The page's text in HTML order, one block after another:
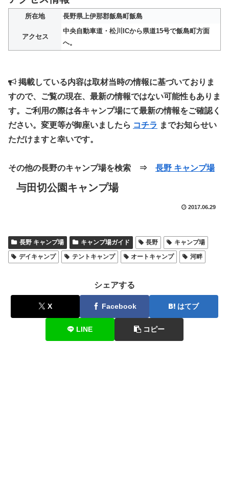
所在地 長野県上伊那郡飯島町飯島
アクセス
中央自動車道・松川ICから県道15号で飯島町方面
へ。
掲載している内容は取材当時の情報に基づいておりま
すので、ご覧の現在、最新の情報ではない可能性もありま
す。ご利用の際は各キャンプ場にて最新の情報をご確認く
ださい。変更等が御座いましたら コチラ までお知らせい
ただけますと幸いです。
その他の長野のキャンプ場を検索 ⇒ 長野 キャンプ場
与田切公園キャンプ場
2017.06.29
長野 キャンプ場 キャンプ場ガイド 長野
キャンプ場
デイキャンプ
テントキャンプ オートキャンプ 河畔
シェアする
X Facebook はてブ
LINE コピー